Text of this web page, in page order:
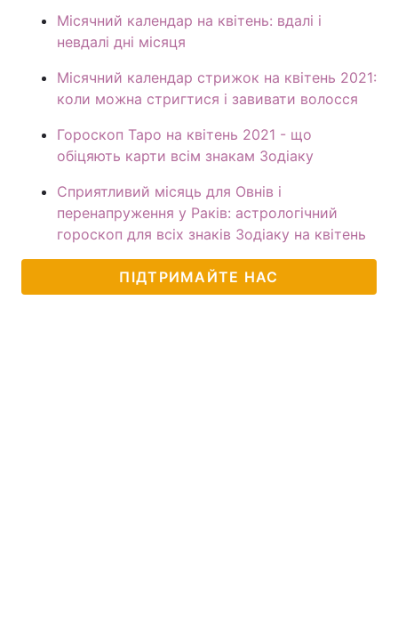
Місячний календар на квітень: вдалі і
невдалі дні місяця
Місячний календар стрижок на квітень 2021:
коли можна стригтися і завивати волосся
Гороскоп Таро на квітень 2021 - що
обіцяють карти всім знакам Зодіаку
Сприятливий місяць для Овнів і
перенапруження у Раків: астрологічний
гороскоп для всіх знаків Зодіаку на квітень
ПІДТРИМАЙТЕ НАС